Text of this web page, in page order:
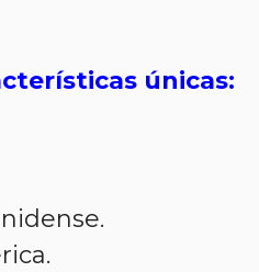
únicas: